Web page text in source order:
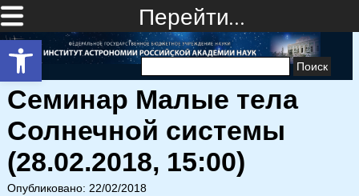
Открыть панель инструментов
Перейти…
Найти:
Семинар Малые тела
Солнечной системы
(28.02.2018, 15:00)
Опубликовано: 22/02/2018